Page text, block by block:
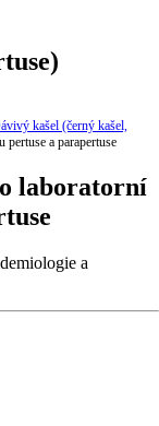
kašel (černý kašel,
a parapertuse
laboratorní
a